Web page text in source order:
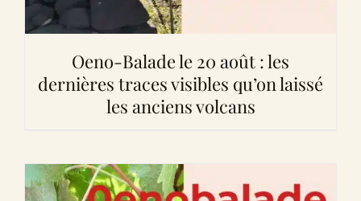
Oeno-Balade le 20 août : les
dernières traces visibles qu’on laissé
les anciens volcans